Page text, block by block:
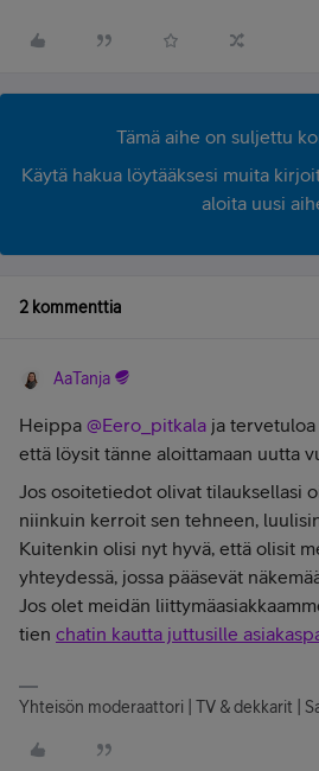
Tämä aihe on suljettu
Käytä hakua löytääksesi muita
aloita uusi
2 kommenttia
AaTanja
Heippa ​ @Eero_pitkala ja
että löysit tänne aloittamaan uutta
Jos osoitetiedot olivat tilauksellasi
niinkuin kerroit sen tehneen,
Kuitenkin olisi nyt hyvä, että olisit
yhteydessä, jossa pääsevät
Jos olet meidän
tien chatin kautta juttusille
Yhteisön moderaattori | TV & dekkarit |